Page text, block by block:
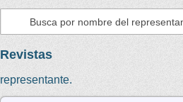
Consultar
Revistas
representante.